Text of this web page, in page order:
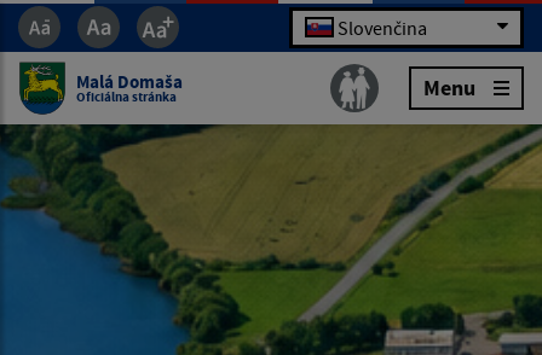
Slovenčina
Malá Domaša
Oficiálna stránka Menu